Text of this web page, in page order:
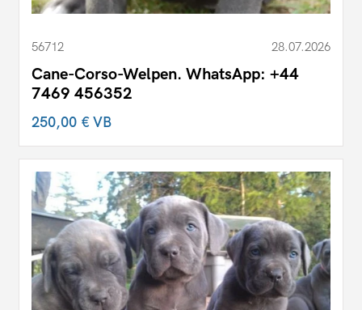
56712 28.07.2026
Cane-Corso-Welpen. WhatsApp: +44
7469 456352
250,00 €VB